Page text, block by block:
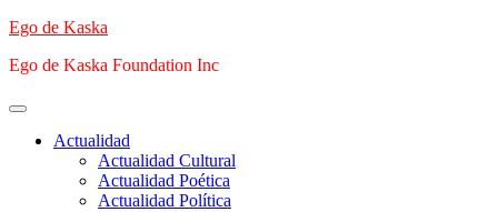
Saltar
contenido
Ego de Kaska
Ego de Kaska Foundation Inc
Menú
principalActualidad
Actualidad Cultural
Actualidad Poética
Actualidad Política